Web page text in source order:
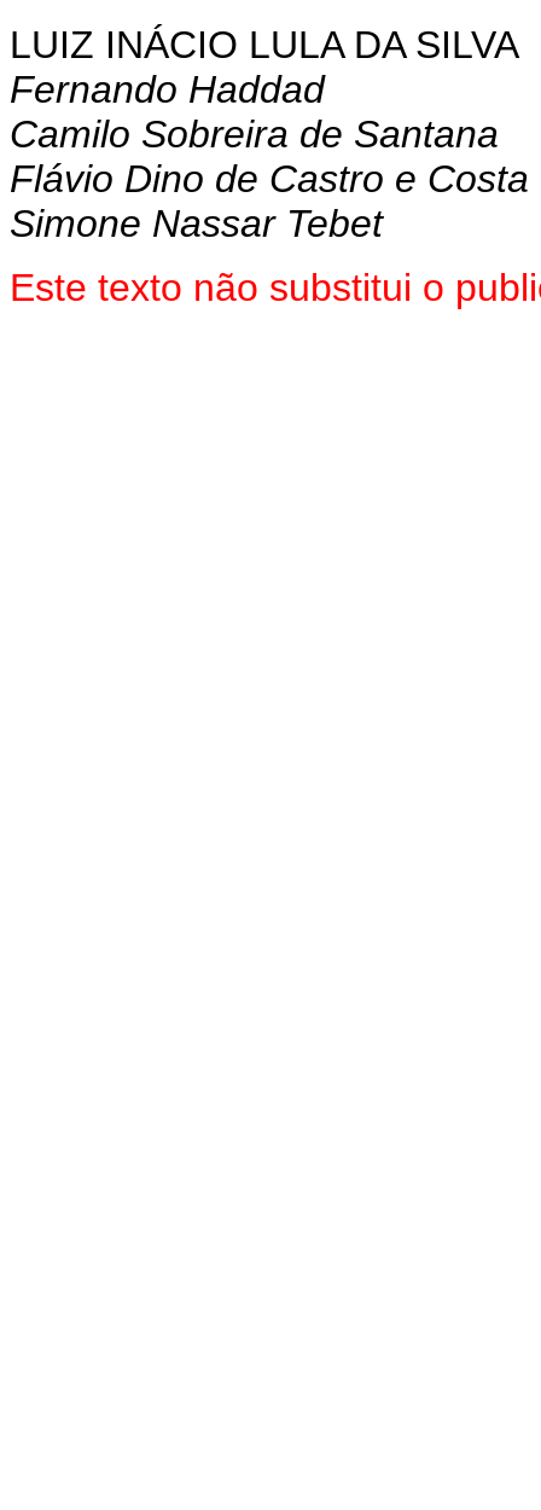
LUIZ INÁCIO LULA DA SILVA
Fernando Haddad
Camilo Sobreira de Santana
Flávio Dino de Castro e Costa
Simone Nassar Tebet
Este texto não substitui o